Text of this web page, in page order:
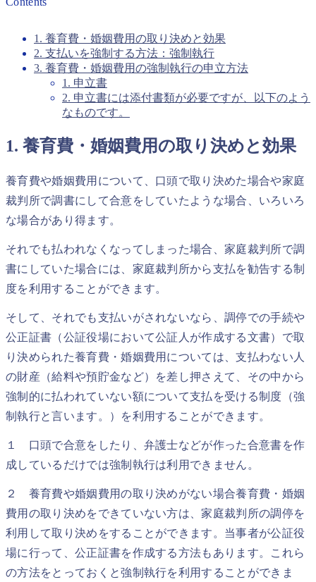
1. 養育費・婚姻費用の取り決めと効果
2. 支払いを強制する方法：強制執行
3. 養育費・婚姻費用の強制執行の申立方法
1. 申立書
2. 申立書には添付書類が必要ですが、以下のよう
なものです。
1. 養育費・婚姻費用の取り決めと効果
養育費や婚姻費用について、口頭で取り決めた場合や家庭
裁判所で調書にして合意をしていたような場合、いろいろ
な場合があり得ます。
それでも払われなくなってしまった場合、家庭裁判所で調
書にしていた場合には、家庭裁判所から支払を勧告する制
度を利用することができます。
そして、それでも支払いがされないなら、調停での手続や
公正証書（公証役場において公証人が作成する文書）で取
り決められた養育費・婚姻費用については、支払わない人
の財産（給料や預貯金など）を差し押さえて、その中から
強制的に払われていない額について支払を受ける制度（強
制執行と言います。）を利用することができます。
１ 口頭で合意をしたり、弁護士などが作った合意書を作
成しているだけでは強制執行は利用できません。
２ 養育費や婚姻費用の取り決めがない場合養育費・婚姻
費用の取り決めをできていない方は、家庭裁判所の調停を
利用して取り決めをすることができます。当事者が公証役
場に行って、公正証書を作成する方法もあります。これら
の方法をとっておくと強制執行を利用することができま